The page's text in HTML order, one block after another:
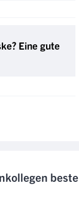
Eine gute
beste